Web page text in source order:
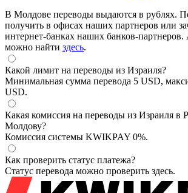
В Молдове переводы выдаются в рублях.
получить в офисах наших партнеров или
интернет-банках наших банков-партнеров.
можно найти здесь.
Какой лимит на переводы из Израиля?
Минимальная сумма перевода 5 USD,
USD.
Какая комиссия на переводы из Израиля в
Молдову?
Комиссия системы KWIKPAY 0%.
Как проверить статус платежа?
Статус перевода можно проверить здесь.